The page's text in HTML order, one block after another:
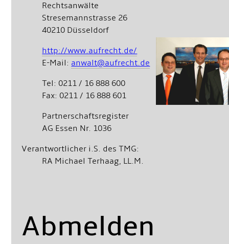
Rechtsanwälte
Stresemannstrasse 26
40210 Düsseldorf
http://www.aufrecht.de/
E-Mail: anwalt@aufrecht.de
Tel: 0211 / 16 888 600
Fax: 0211 / 16 888 601
Partnerschaftsregister
AG Essen Nr. 1036
Verantwortlicher i.S. des TMG:
RA Michael Terhaag, LL.M.
Abmelden